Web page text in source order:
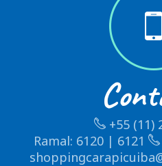
+55 (11)
Ramal: 6120 | 6121